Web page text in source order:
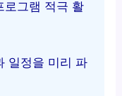
로그램 적극 활
일정을 미리 파